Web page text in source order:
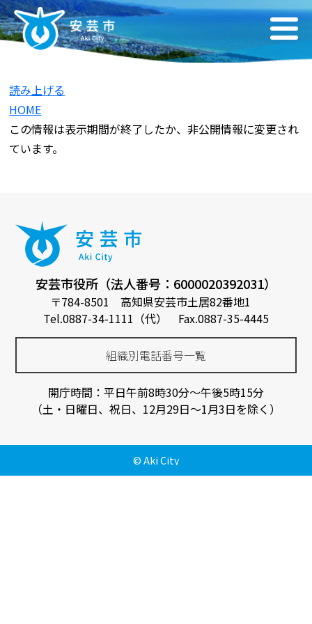
読み上げる
HOME
この情報は表示期間が終了したか、非公開情報に変更され
ています。
安芸市役所（法人番号：6000020392031）
〒784-8501 高知県安芸市土居82番地1
Tel.0887-34-1111（代） Fax.0887-35-4445
組織別電話番号一覧
開庁時間：平日午前8時30分～午後5時15分
（土・日曜日、祝日、12月29日～1月3日を除く）
© Aki City